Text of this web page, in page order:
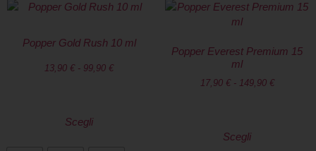
Popper Gold Rush 10 ml
13,90 € - 99,90 €
Scegli
Popper Everest Premium 15
ml
17,90 € - 149,90 €
Scegli